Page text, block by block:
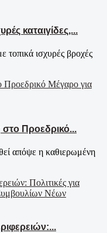
καταιγίδες,...
τοπικά ισχυρές βροχές
Προεδρικό...
απόψε η καθιερωμένη